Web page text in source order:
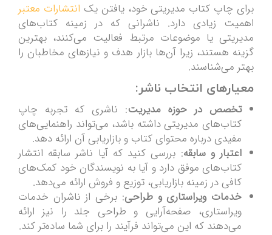
برای چاپ کتاب مدیریتی خود، یافتن یک انتشارات معتبر
اهمیت زیادی دارد. ناشرانی که در زمینه کتاب‌های
مدیریتی یا موضوعات مرتبط فعالیت می‌کنند، بهترین
گزینه هستند، زیرا آن‌ها بازار هدف و نیازهای مخاطبان را
بهتر می‌شناسند.
معیارهای انتخاب ناشر:
تخصص در حوزه مدیریت: ناشری که تجربه چاپ
کتاب‌های مدیریتی داشته باشد، می‌تواند راهنمایی‌های
مفیدی درباره محتوای کتاب و بازاریابی آن ارائه دهد.
اعتبار و سابقه: بررسی کنید که آیا ناشر سابقه انتشار
کتاب‌های موفق دارد و آیا به نویسندگان خود کمک‌های
کافی در زمینه بازاریابی، توزیع و فروش ارائه می‌دهد.
خدمات ویراستاری و طراحی: برخی از ناشران خدمات
ویراستاری، صفحه‌آرایی و طراحی جلد را نیز ارائه
می‌دهند که این می‌تواند فرآیند را برای شما ساده‌تر کند.